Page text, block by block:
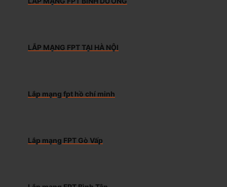
LẮP MẠNG FPT TẠI HÀ NỘI
Lắp mạng fpt hồ chí minh
Lắp mạng FPT Gò Vấp